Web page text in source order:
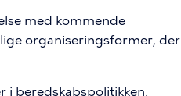
med kommende
organiseringsformer, der
i beredskabs­politikken.